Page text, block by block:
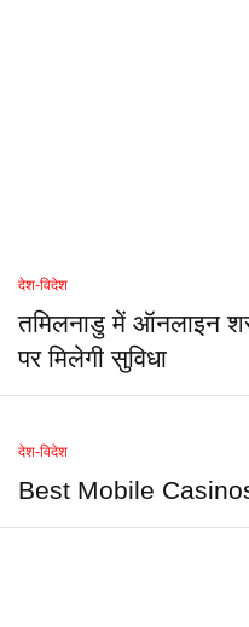
देश-विदेश
तमिलनाडु में ऑनलाइन
पर मिलेगी सुविधा
देश-विदेश
Best Mobile